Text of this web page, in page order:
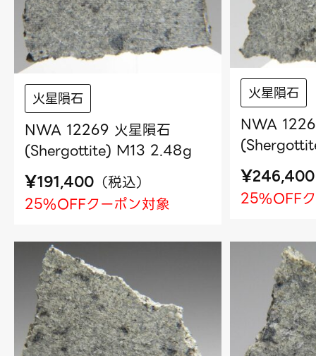
火星隕石
NWA 12269 火星隕石
(Shergottite) M13 2.48g
¥191,400 （税込）
25%OFFクーポン対象
火星隕石
NWA
¥246,400
25%OFF